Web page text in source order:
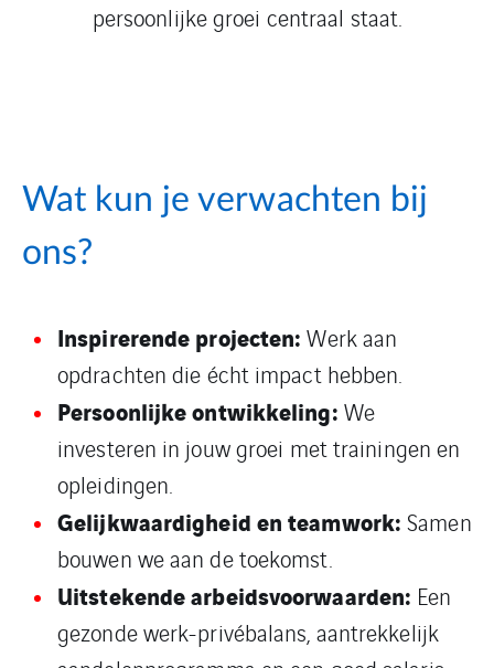
persoonlijke groei centraal staat.
Wat kun je verwachten bij
ons?
Inspirerende projecten: Werk aan
opdrachten die écht impact hebben.
Persoonlijke ontwikkeling: We
investeren in jouw groei met trainingen en
opleidingen.
Gelijkwaardigheid en teamwork: Samen
bouwen we aan de toekomst.
Uitstekende arbeidsvoorwaarden: Een
gezonde werk-privébalans, aantrekkelijk